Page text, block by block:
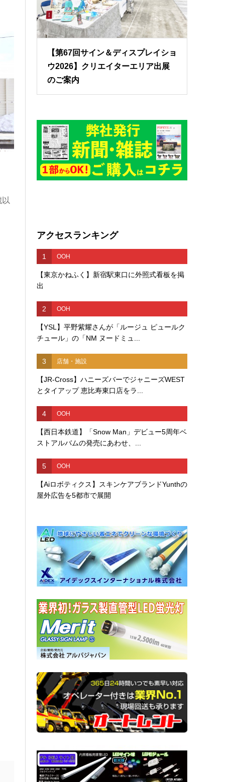
【第67回サイン＆ディスプレイショ
ウ2026】クリエイターエリア出展
のご案内
アクセスランキング
1 OOH
【東京かねふく】新宿駅東口に外照式看板を掲
出
2 OOH
【YSL】平野紫耀さんが「ルージュ ピュールク
チュール」の「NM ヌードミュ...
3 店舗・施設
【JR-Cross】ハニーズバーでジャニーズWEST
とタイアップ 恵比寿東口店をラ...
4 OOH
【西日本鉄道】「Snow Man」デビュー5周年ベ
ストアルバムの発売にあわせ、...
5 OOH
【Aiロボティクス】スキンケアブランドYunthの
屋外広告を5都市で展開